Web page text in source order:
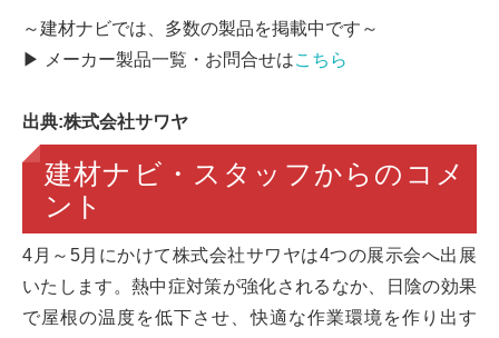
～建材ナビでは、多数の製品を掲載中です～
▶ メーカー製品一覧・お問合せはこちら
出典:株式会社サワヤ
建材ナビ・スタッフからのコメ
ント
4月～5月にかけて株式会社サワヤは4つの展示会へ出展
いたします。熱中症対策が強化されるなか、日陰の効果
で屋根の温度を低下させ、快適な作業環境を作り出す